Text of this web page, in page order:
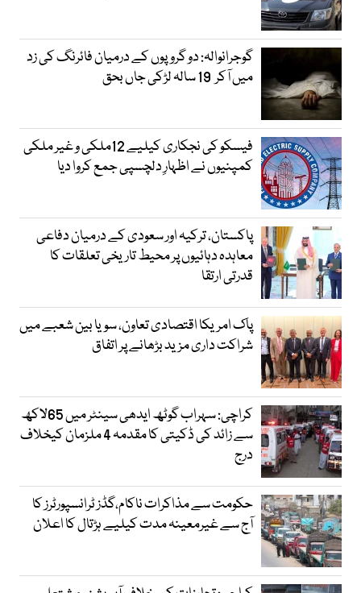
گوجرانوالہ: دو گروپوں کے درمیان فائرنگ کی زد
میں آکر 19 سالہ لڑکی جاں بحق
فیسکو کی نجکاری کیلیے 12ملکی و غیر ملکی
کمپنیوں نے اظہارِ دلچسپی جمع کروا دیا
پاکستان، ترکیہ اور سعودی کے درمیان دفاعی
معاہدہ دہائیوں پر محیط تاریخی تعلقات کا
قدرتی ارتقا
پاک امریکا اقتصادی تعاون، سویا بین شعبے میں
شراکت داری مزید بڑھانے پر اتفاق
کراچی: سہراب گوٹھ ایدھی سینٹر میں 65لاکھ
سے زائد کی ڈکیتی کا مقدمہ 4 ملزمان کیخلاف
درج
حکومت سے مذاکرات ناکام،گڈز ٹرانسپورٹرز کا
آج سے غیرمعینہ مدت کیلیے ہڑتال کا اعلان